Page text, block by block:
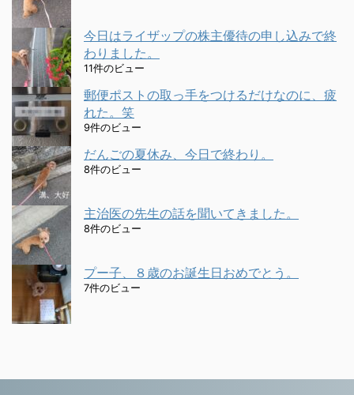
今日はライザップの株主優待の申し込みで終
わりました。
11件のビュー
郵便ポストの取っ手をつけるだけなのに、疲
れた。笑
9件のビュー
だんごの夏休み、今日で終わり。
8件のビュー
主治医の先生の話を聞いてきました。
8件のビュー
プー子、８歳のお誕生日おめでとう。
7件のビュー